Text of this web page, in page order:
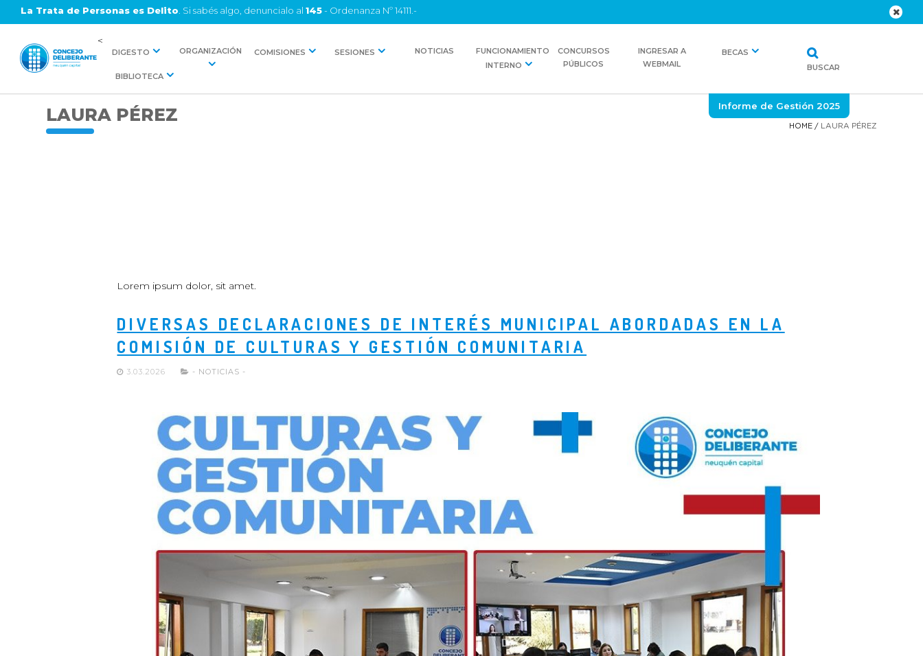
La Trata de Personas es Delito . Si sabés algo, denuncialo al 145- Ordenanza Nº 14111.-
<
DIGESTO ORGANIZACIÓN COMISIONES SESIONES NOTICIAS
FUNCIONAMIENTO
INTERNO
CONCURSOS
PÚBLICOS
INGRESAR A
WEBMAIL
BECAS
BIBLIOTECA
BUSCAR
Informe de Gestión 2025
LAURA PÉREZ
HOME/ LAURA PÉREZ
Lorem ipsum dolor, sit amet.
DIVERSAS DECLARACIONES DE INTERÉS MUNICIPAL ABORDADAS EN LA
COMISIÓN DE CULTURAS Y GESTIÓN COMUNITARIA
3.03.2026 - NOTICIAS -